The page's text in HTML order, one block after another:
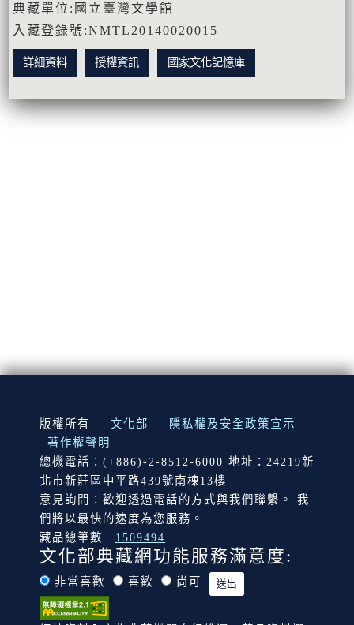
典藏單位:國立臺灣文學館
入藏登錄號:NMTL20140020015
詳細資料 授權資訊 國家文化記憶庫
:::
版權所有 文化部
隱私權及安全政策宣示
著作權聲明
總機電話：(+886)-2-8512-6000 地址：24219新
北市新莊區中平路439號南棟13樓
意見詢問：歡迎透過電話的方式與我們聯繫。 我
們將以最快的速度為您服務。
藏品總筆數
1509494
文化部典藏網功能服務滿意度:
非常喜歡 喜歡 尚可